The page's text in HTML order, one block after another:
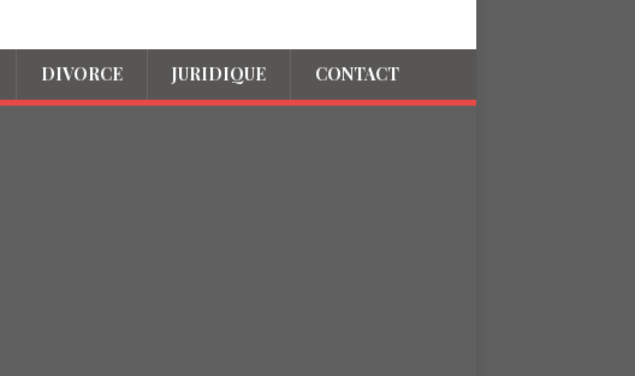
DIVORCE JURIDIQUE CONTACT